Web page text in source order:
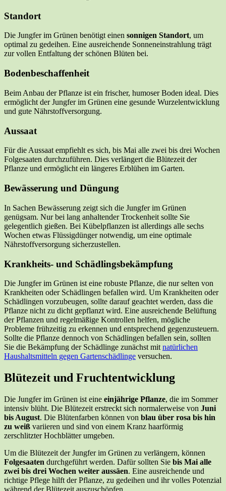
Standort
Die Jungfer im Grünen benötigt einen sonnigen Standort, um
optimal zu gedeihen. Eine ausreichende Sonneneinstrahlung trägt
zur vollen Entfaltung der schönen Blüten bei.
Bodenbeschaffenheit
Beim Anbau der Pflanze ist ein frischer, humoser Boden ideal. Dies
ermöglicht der Jungfer im Grünen eine gesunde Wurzelentwicklung
und gute Nährstoffversorgung.
Aussaat
Für die Aussaat empfiehlt es sich, bis Mai alle zwei bis drei Wochen
Folgesaaten durchzuführen. Dies verlängert die Blütezeit der
Pflanze und ermöglicht ein längeres Erblühen im Garten.
Bewässerung und Düngung
In Sachen Bewässerung zeigt sich die Jungfer im Grünen
genügsam. Nur bei lang anhaltender Trockenheit sollte Sie
gelegentlich gießen. Bei Kübelpflanzen ist allerdings alle sechs
Wochen etwas Flüssigdünger notwendig, um eine optimale
Nährstoffversorgung sicherzustellen.
Krankheits- und Schädlingsbekämpfung
Die Jungfer im Grünen ist eine robuste Pflanze, die nur selten von
Krankheiten oder Schädlingen befallen wird. Um Krankheiten oder
Schädlingen vorzubeugen, sollte darauf geachtet werden, dass die
Pflanze nicht zu dicht gepflanzt wird. Eine ausreichende Belüftung
der Pflanzen und regelmäßige Kontrollen helfen, mögliche
Probleme frühzeitig zu erkennen und entsprechend gegenzusteuern.
Sollte die Pflanze dennoch von Schädlingen befallen sein, sollten
Sie die Bekämpfung der Schädlinge zunächst mit natürlichen
Haushaltsmitteln gegen Gartenschädlinge versuchen.
Blütezeit und Fruchtentwicklung
Die Jungfer im Grünen ist eine einjährige Pflanze, die im Sommer
intensiv blüht. Die Blütezeit erstreckt sich normalerweise von Juni
bis August. Die Blütenfarben können von blau über rosa bis hin
zu weiß variieren und sind von einem Kranz haarförmig
zerschlitzter Hochblätter umgeben.
Um die Blütezeit der Jungfer im Grünen zu verlängern, können
Folgesaaten durchgeführt werden. Dafür sollten Sie bis Mai alle
zwei bis drei Wochen weiter aussäen. Eine ausreichende und
richtige Pflege hilft der Pflanze, zu gedeihen und ihr volles Potenzial
während der Blütezeit auszuschöpfen.